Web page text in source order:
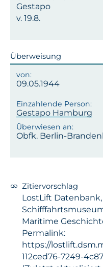
Gestapo
v. 19.8.
Überweisung
09.05.1944
Gestapo Hamburg
Obfk. Berlin-
Zitiervorschlag
LostLift
Maritime
Permalink:
https://
112ced76-7249-